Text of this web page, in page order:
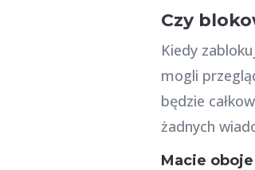
Czy
Kiedy
mogli
będzie
żadnych
Macie